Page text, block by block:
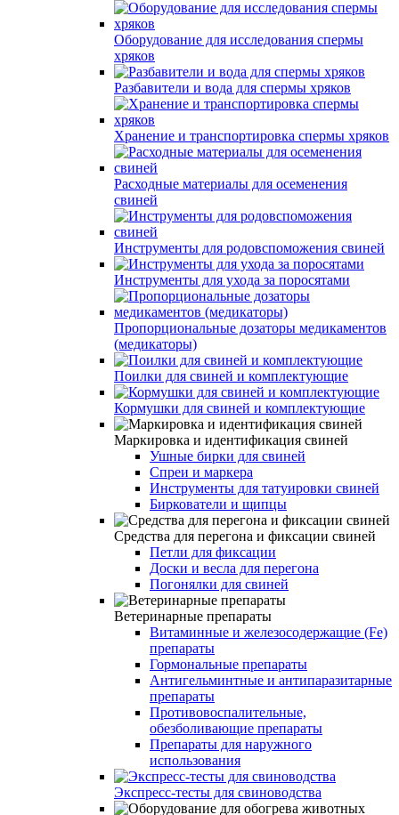
Оборудование для исследования спермы
хряков
Разбавители и вода для спермы хряков
Хранение и транспортировка спермы хряков
Расходные материалы для осеменения
свиней
Инструменты для родовспоможения свиней
Инструменты для ухода за поросятами
Пропорциональные дозаторы медикаментов
(медикаторы)
Поилки для свиней и комплектующие
Кормушки для свиней и комплектующие
Маркировка и идентификация свиней
Ушные бирки для свиней
Спреи и маркера
Инструменты для татуировки свиней
Биркователи и щипцы
Средства для перегона и фиксации свиней
Петли для фиксации
Доски и весла для перегона
Погонялки для свиней
Ветеринарные препараты
Витаминные и железосодержащие (Fe)
препараты
Гормональные препараты
Антигельминтные и антипаразитарные
препараты
Противовоспалительные,
обезболивающие препараты
Препараты для наружного
использования
Экспресс-тесты для свиноводства